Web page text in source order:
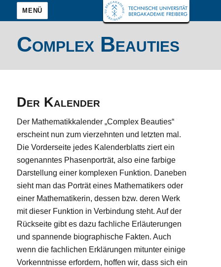
MENÜ
Complex Beauties
Der Kalender
Der Mathematikkalender „Complex Beauties“
erscheint nun zum vierzehnten und letzten mal.
Die Vorderseite jedes Kalenderblatts ziert ein
sogenanntes Phasenporträt, also eine farbige
Darstellung einer komplexen Funktion. Daneben
sieht man das Porträt eines Mathematikers oder
einer Mathematikerin, dessen bzw. deren Werk
mit dieser Funktion in Verbindung steht. Auf der
Rückseite gibt es dazu fachliche Erläuterungen
und spannende biographische Fakten. Auch
wenn die fachlichen Erklärungen mitunter einige
Vorkenntnisse erfordern, hoffen wir, dass sich ein